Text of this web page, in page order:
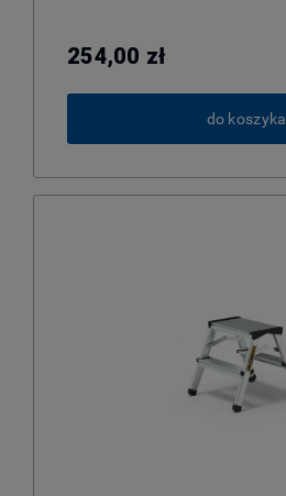
254,00 zł
do koszyka